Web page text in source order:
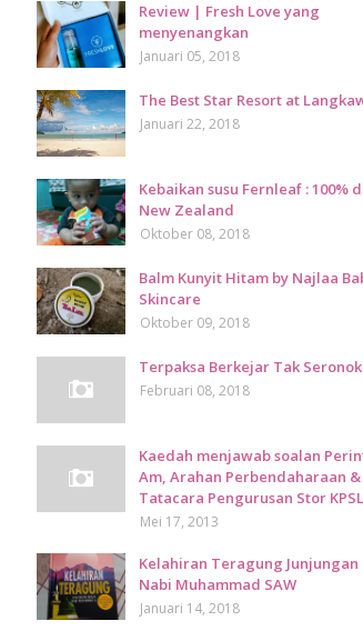
Review | Fresh Love yang
menyenangkan
Januari 05, 2018
The Best Star Resort at
Januari 22, 2018
Kebaikan susu Fernleaf : 100%
New Zealand
Oktober 08, 2018
Balm Kunyit Hitam by Najlaa
Skincare
Oktober 09, 2018
Terpaksa Berkejar Tak Seronok
Februari 08, 2018
Kaedah menjawab soalan
Am, Arahan Perbendaharaan &
Tatacara Pengurusan Stor KPSL
Mei 17, 2013
Kelahiran Teragung Junjungan
Nabi Muhammad SAW
Januari 14, 2018